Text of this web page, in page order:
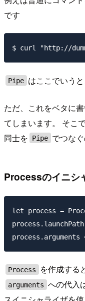
です
Pipe はここでいう
ただ、これをベタに
てしまいます。 そこで
同士を Pipe でつな
Processのイニシ
let process =
Process を作成する
arguments への代入